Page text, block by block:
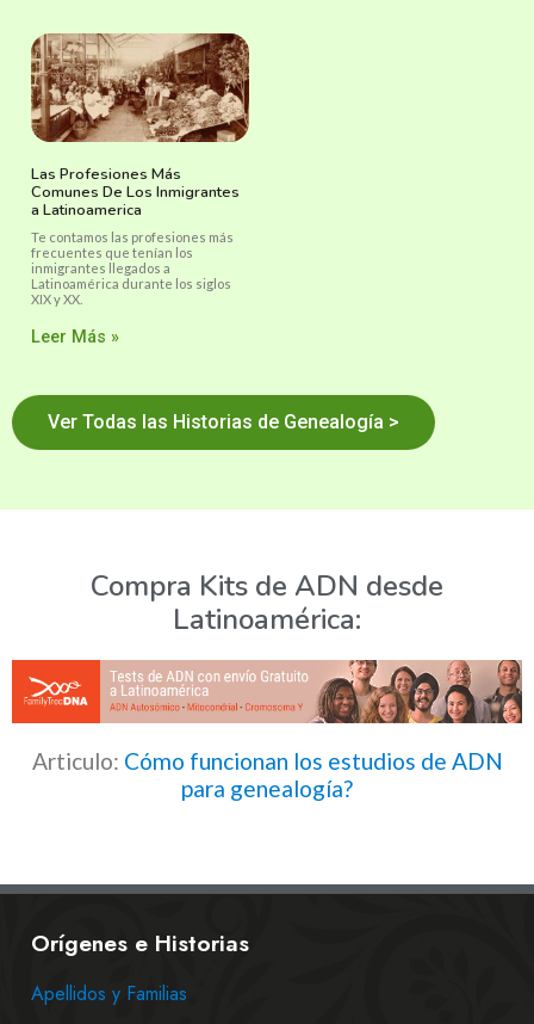
Las Profesiones Más
Comunes De Los Inmigrantes
a Latinoamerica
Te contamos las profesiones más
frecuentes que tenían los
inmigrantes llegados a
Latinoamérica durante los siglos
XIX y XX.
Leer Más »
Ver Todas las Historias de Genealogía >
Compra Kits de ADN desde
Latinoamérica:
Articulo: Cómo funcionan los estudios de ADN
para genealogía?
Orígenes e Historias
Apellidos y Familias